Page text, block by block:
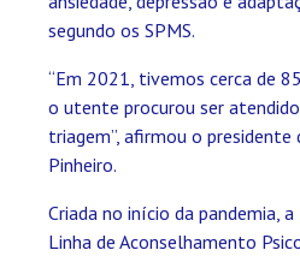
segundo os SPMS.
“Em 2021, tivemos cerca de
o utente procurou ser
triagem”, afirmou o presidente
Pinheiro.
Criada no início da pandemia,
Linha de Aconselhamento